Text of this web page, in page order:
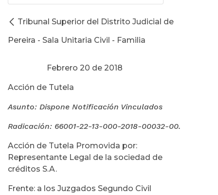
Tribunal Superior del Distrito Judicial de
Pereira - Sala Unitaria Civil - Familia
Febrero 20 de 2018
Acción de Tutela
Asunto: Dispone Notificación Vinculados
Radicación: 66001-22-13-000-2018-00032-00.
Acción de Tutela Promovida por:
Representante Legal de la sociedad de
créditos S.A.
Frente: a los Juzgados Segundo Civil